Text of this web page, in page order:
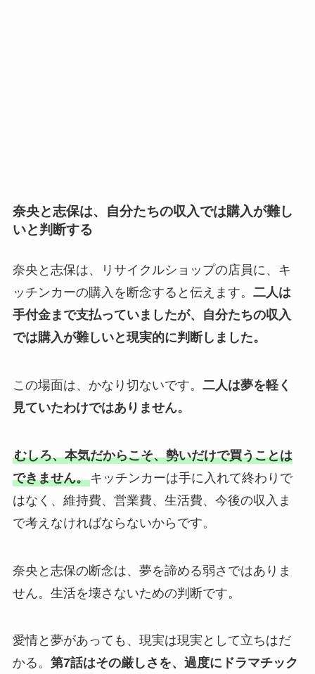
奈央と志保は、自分たちの収入では購入が難し
いと判断する
奈央と志保は、リサイクルショップの店員に、キ
ッチンカーの購入を断念すると伝えます。 二人は
手付金まで支払っていましたが、自分たちの収入
では購入が難しいと現実的に判断しました。
この場面は、かなり切ないです。 二人は夢を軽く
見ていたわけではありません。
むしろ、本気だからこそ、勢いだけで買うことは
できません。キッチンカーは手に入れて終わりで
はなく、維持費、営業費、生活費、今後の収入ま
で考えなければならないからです。
奈央と志保の断念は、夢を諦める弱さではありま
せん。生活を壊さないための判断です。
愛情と夢があっても、現実は現実として立ちはだ
かる。 第7話はその厳しさを、過度にドラマチック